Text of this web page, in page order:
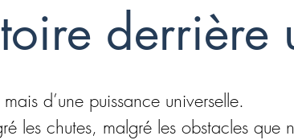
derrière
d’une puissance universelle.
les chutes, malgré les obstacles que